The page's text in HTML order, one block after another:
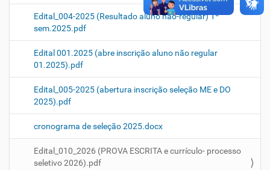
Edital_004-2025 (Resultado aluno não-regular) 1º
sem.2025.pdf
Edital 001.2025 (abre inscrição aluno não regular
01.2025).pdf
Edital_005-2025 (abertura inscrição seleção ME e DO
2025).pdf
cronograma de seleção 2025.docx
Edital_010_2026 (PROVA ESCRITA e currículo- processo
seletivo 2026).pdf